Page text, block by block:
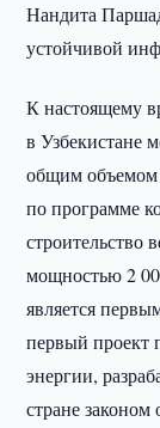
Нандита
устойчивой
К настоящему
в Узбекистане
общим объемом
по программе
строительство
мощностью 2
является
первый проект
энергии,
стране законом